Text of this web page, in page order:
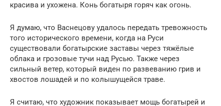
красива и ухожена. Конь богатыря горяч как огонь.
Я думаю, что Васнецову удалось передать тревожность
того исторического времени, когда на Руси
существовали богатырские заставы через тяжёлые
облака и грозовые тучи над Русью. Также через
сильный ветер, который виден по развеванию грив и
хвостов лошадей и по колышущейся траве.
Я считаю, что художник показывает мощь богатырей и